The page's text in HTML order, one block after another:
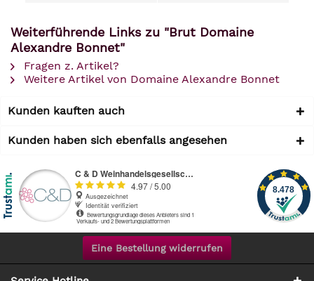
Weiterführende Links zu "Brut Domaine
Alexandre Bonnet"
Fragen z. Artikel?
Weitere Artikel von Domaine Alexandre Bonnet
Kunden kauften auch
Kunden haben sich ebenfalls angesehen
Eine Bestellung widerrufen